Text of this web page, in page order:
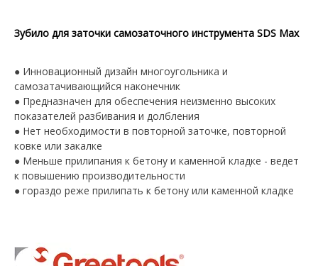
Зубило для заточки самозаточного инструмента SDS Max
● Инновационный дизайн многоугольника и
самозатачивающийся наконечник
● Предназначен для обеспечения неизменно высоких
показателей разбивания и долбления
● Нет необходимости в повторной заточке, повторной
ковке или закалке
● Меньше прилипания к бетону и каменной кладке - ведет
к повышению производительности
● гораздо реже прилипать к бетону или каменной кладке